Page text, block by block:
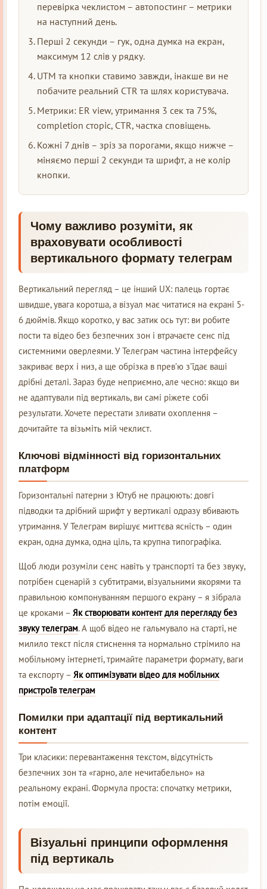
перевірка чеклистом – автопостинг – метрики
на наступний день.
Перші 2 секунди – гук, одна думка на екран,
максимум 12 слів у рядку.
UTM та кнопки ставимо завжди, інакше ви не
побачите реальний CTR та шлях користувача.
Метрики: ER view, утримання 3 сек та 75%,
completion сторіс, CTR, частка сповіщень.
Кожні 7 днів – зріз за порогами, якщо нижче –
міняємо перші 2 секунди та шрифт, а не колір
кнопки.
Чому важливо розуміти, як
враховувати особливості
вертикального формату телеграм
Вертикальний перегляд – це інший UX: палець гортає
швидше, увага коротша, а візуал має читатися на екрані 5-
6 дюймів. Якщо коротко, у вас затик ось тут: ви робите
пости та відео без безпечних зон і втрачаєте сенс під
системними оверлеями. У Телеграм частина інтерфейсу
закриває верх і низ, а ще обрізка в прев’ю з’їдає ваші
дрібні деталі. Зараз буде неприємно, але чесно: якщо ви
не адаптували під вертикаль, ви самі ріжете собі
результати. Хочете перестати зливати охоплення –
дочитайте та візьміть мій чеклист.
Ключові відмінності від горизонтальних
платформ
Горизонтальні патерни з Ютуб не працюють: довгі
підводки та дрібний шрифт у вертикалі одразу вбивають
утримання. У Телеграм вирішує миттєва ясність – один
екран, одна думка, одна ціль, та крупна типографіка.
Щоб люди розуміли сенс навіть у транспорті та без звуку,
потрібен сценарій з субтитрами, візуальними якорями та
правильною компонуванням першого екрану – я зібрала
це кроками – Як створювати контент для перегляду без
звуку телеграм. А щоб відео не гальмувало на старті, не
милило текст після стиснення та нормально стрімило на
мобільному інтернеті, тримайте параметри формату, ваги
та експорту – Як оптимізувати відео для мобільних
пристроїв телеграм
Помилки при адаптації під вертикальний
контент
Три класики: перевантаження текстом, відсутність
безпечних зон та «гарно, але нечитабельно» на
реальному екрані. Формула проста: спочатку метрики,
потім емоції.
Візуальні принципи оформлення
під вертикаль